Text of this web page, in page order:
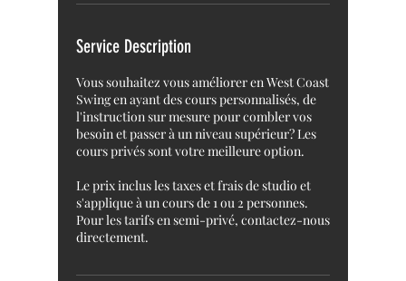
Service Description
Vous souhaitez vous améliorer en West Coast
Swing en ayant des cours personnalisés, de
l'instruction sur mesure pour combler vos
besoin et passer à un niveau supérieur? Les
cours privés sont votre meilleure option.
Le prix inclus les taxes et frais de studio et
s'applique à un cours de 1 ou 2 personnes.
Pour les tarifs en semi-privé, contactez-nous
directement.